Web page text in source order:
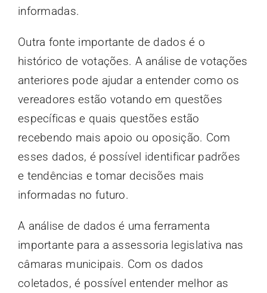
informadas.
Outra fonte importante de dados é o
histórico de votações. A análise de votações
anteriores pode ajudar a entender como os
vereadores estão votando em questões
específicas e quais questões estão
recebendo mais apoio ou oposição. Com
esses dados, é possível identificar padrões
e tendências e tomar decisões mais
informadas no futuro.
A análise de dados é uma ferramenta
importante para a assessoria legislativa nas
câmaras municipais. Com os dados
coletados, é possível entender melhor as